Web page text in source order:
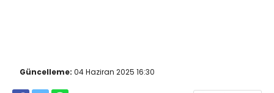
Güncelleme: 04 Haziran 2025 16:30